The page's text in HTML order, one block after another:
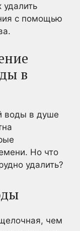
удалить
с помощью
в
воды в душе
Но что
удалить?
чем